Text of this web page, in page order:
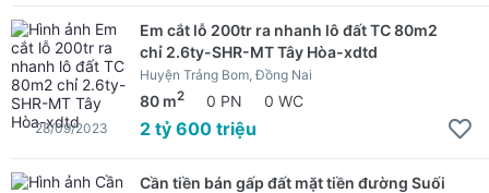
Em cắt lỗ 200tr ra nhanh lô đất TC 80m2
chỉ 2.6ty-SHR-MT Tây Hòa-xdtd
Huyện Trảng Bom, Đồng Nai
80 m2 0 PN 0 WC
2 tỷ 600 triệu
28/09/2023
Cần tiền bán gấp đất mặt tiền đường Suối